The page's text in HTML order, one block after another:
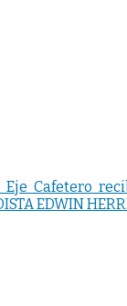
Cafetero
EDWIN